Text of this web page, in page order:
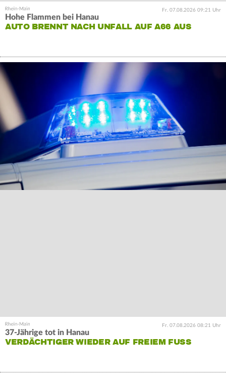
Fr. 07.08.2026 09:21 Uhr
Hohe Flammen bei Hanau
AUTO BRENNT NACH UNFALL AUF A66 AUS
Fr. 07.08.2026 08:21 Uhr
37-Jährige tot in Hanau
VERDÄCHTIGER WIEDER AUF FREIEM FUSS